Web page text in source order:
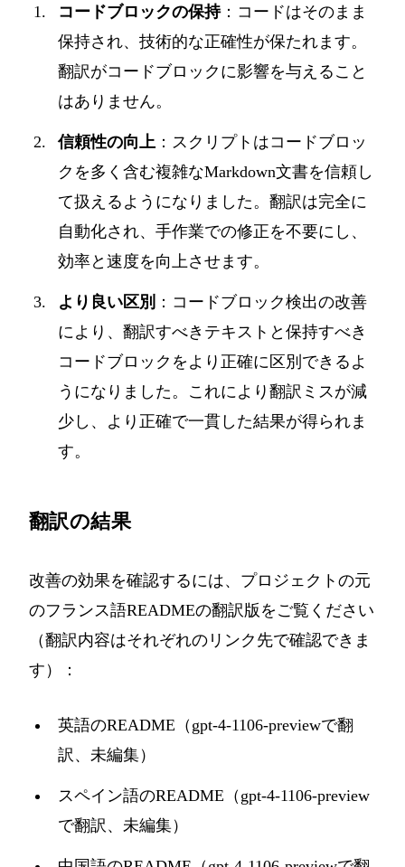
コードブロックの保持：コードはそのまま
保持され、技術的な正確性が保たれます。
翻訳がコードブロックに影響を与えること
はありません。
信頼性の向上 ：スクリプトはコードブロッ
クを多く含む複雑なMarkdown文書を信頼し
て扱えるようになりました。翻訳は完全に
自動化され、手作業での修正を不要にし、
効率と速度を向上させます。
より良い区別 ：コードブロック検出の改善
により、翻訳すべきテキストと保持すべき
コードブロックをより正確に区別できるよ
うになりました。これにより翻訳ミスが減
少し、より正確で一貫した結果が得られま
す。
翻訳の結果
改善の効果を確認するには、プロジェクトの元
のフランス語READMEの翻訳版をご覧ください
（翻訳内容はそれぞれのリンク先で確認できま
す）：
英語のREADME（gpt-4-1106-previewで翻
訳、未編集）
スペイン語のREADME（gpt-4-1106-preview
で翻訳、未編集）